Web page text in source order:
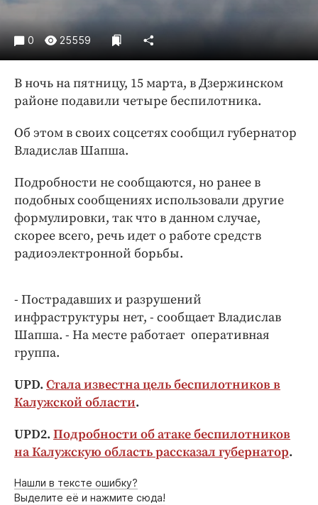
Праздники
Происшествия
Спорт
Экономика и бизнес
ПРОЕКТЫ
Блоги
Издания
Медиаперсона
Интересное чтиво
Клиника года
Бренд года
Работодатель года
0 25559
В ночь на пятницу, 15 марта, в Дзержинском
районе подавили четыре беспилотника.
Об этом в своих соцсетях сообщил губернатор
Владислав Шапша.
Подробности не сообщаются, но ранее в
подобных сообщениях использовали другие
формулировки, так что в данном случае,
скорее всего, речь идет о работе средств
радиоэлектронной борьбы.
- Пострадавших и разрушений
инфраструктуры нет, - сообщает Владислав
Шапша. - На месте работает оперативная
группа.
UPD. Стала известна цель беспилотников в
Калужской области.
UPD2. Подробности об атаке беспилотников
на Калужскую область рассказал губернатор.
Нашли в тексте ошибку?
Выделите её и нажмите сюда!